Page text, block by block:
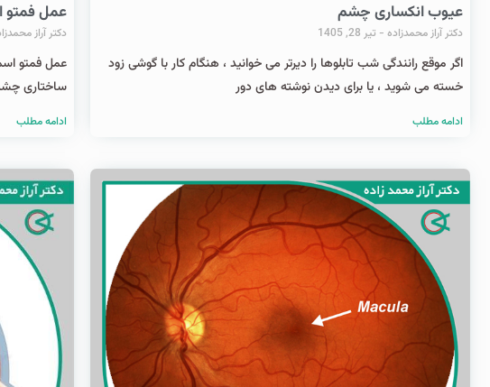
عیوب انکساری چشم
دکتر آراز محمدزاده تیر 28, 1405
اگر موقع رانندگی شب تابلوها را دیرتر می خوانید ، هنگام کار با گوشی زود
خسته می شوید ، یا برای دیدن نوشته های دور
ادامه مطلب
عمل فمتو
دکتر آراز
عمل فمتو
ساختاری
ادامه مطلب